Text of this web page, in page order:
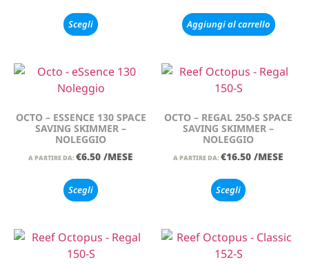
Scegli Aggiungi al carrello
OCTO – ESSENCE 130 SPACE
SAVING SKIMMER –
NOLEGGIO
A PARTIRE DA: €6.50 /MESE
Scegli
OCTO – REGAL 250-S SPACE
SAVING SKIMMER –
NOLEGGIO
A PARTIRE DA: €16.50 /MESE
Scegli